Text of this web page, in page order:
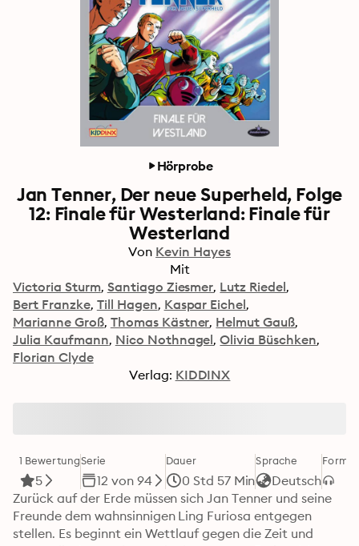
Hörprobe
Jan Tenner, Der neue Superheld, Folge
12: Finale für Westerland: Finale für
Westerland
Von Kevin Hayes
Mit
Victoria Sturm Santiago Ziesmer Lutz Riedel
Bert Franzke Till Hagen Kaspar Eichel
Marianne Groß Thomas Kästner Helmut Gauß
Julia Kaufmann Nico Nothnagel Olivia Büschken
Florian Clyde
Verlag: KIDDINX
1 Bewertung
5
Serie
12 von 94
Dauer
0 Std 57 Min
Sprache
Deutsch
Format
Zurück auf der Erde müssen sich Jan Tenner und seine
Freunde dem wahnsinnigen Ling Furiosa entgegen
stellen. Es beginnt ein Wettlauf gegen die Zeit und